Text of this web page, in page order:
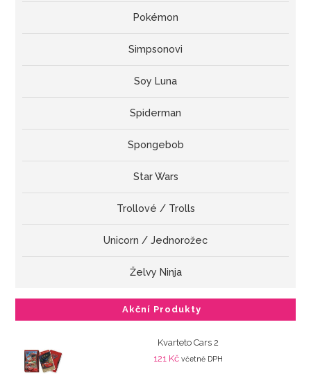
Pokémon
Simpsonovi
Soy Luna
Spiderman
Spongebob
Star Wars
Trollové / Trolls
Unicorn / Jednorožec
Želvy Ninja
Akční Produkty
Kvarteto Cars 2
121 Kč včetně DPH